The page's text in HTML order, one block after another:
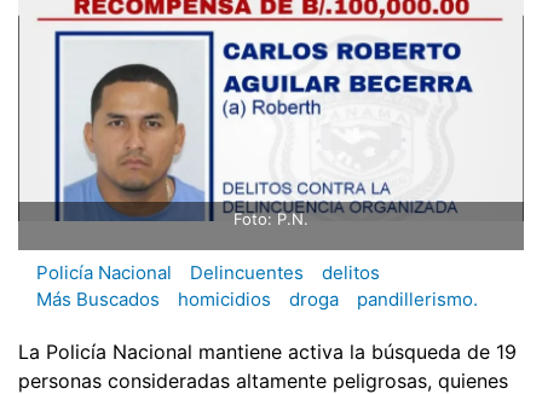
Foto: P.N.
Policía Nacional Delincuentes
delitos
Más Buscados
homicidios droga pandillerismo.
La Policía Nacional mantiene activa la búsqueda de 19
personas consideradas altamente peligrosas, quienes